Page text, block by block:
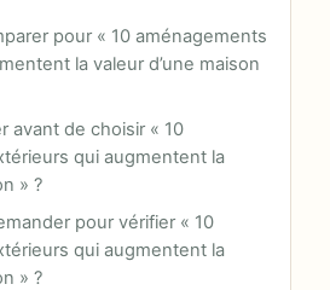
pour « 10 aménagements
la valeur d’une maison
avant de choisir « 10
qui augmentent la
» ?
pour vérifier « 10
qui augmentent la
» ?